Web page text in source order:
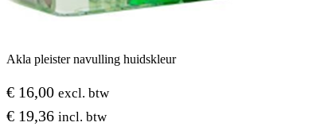
Akla pleister navulling huidskleur
€ 16,00 excl. btw
€ 19,36 incl. btw